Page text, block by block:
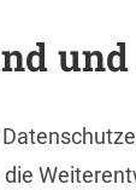
die